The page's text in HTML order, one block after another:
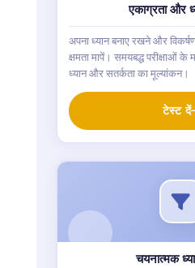
एकाग्रता और
अपना ध्यान बनाए रखने और
क्षमता मापें। समयबद्ध परीक्षाओं
ध्यान और सतर्कता का मूल्यांकन।
टेस्ट दें
चयनात्मक